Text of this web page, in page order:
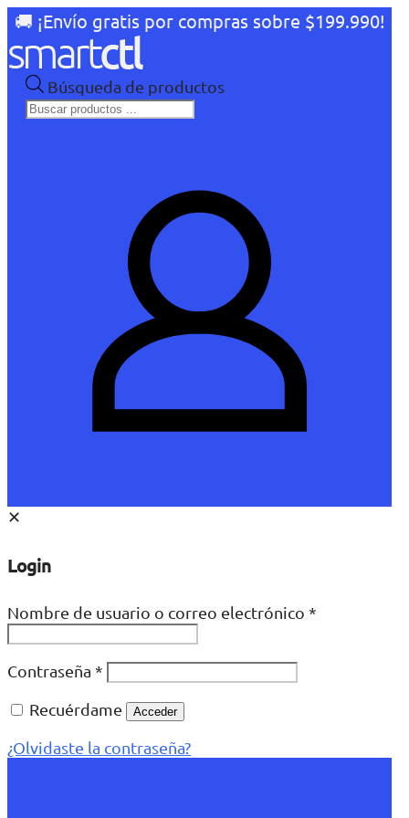
🚚 ¡Envío gratis por compras sobre $199.990!
Búsqueda de productos
✕
Login
Nombre de usuario o correo electrónico *
Contraseña *
Recuérdame
Acceder
¿Olvidaste la contraseña?